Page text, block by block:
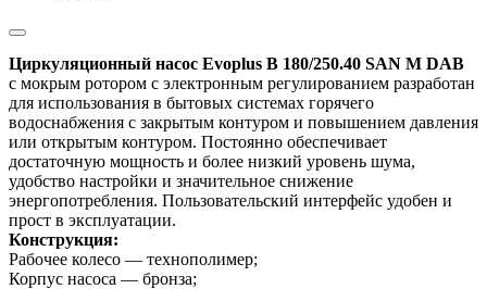
Циркуляционный насос Evoplus B 180/250.40 SAN M DAB
с мокрым ротором с электронным регулированием разработан
для использования в бытовых системах горячего
водоснабжения с закрытым контуром и повышением давления
или открытым контуром. Постоянно обеспечивает
достаточную мощность и более низкий уровень шума,
удобство настройки и значительное снижение
энергопотребления. Пользовательский интерфейс удобен и
прост в эксплуатации.
Конструкция:
Рабочее колесо — технополимер;
Корпус насоса — бронза;